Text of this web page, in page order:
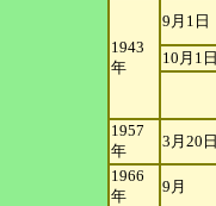
1943
年
9月1日
10月1日
1957
年
3月20日
1966
年
9月